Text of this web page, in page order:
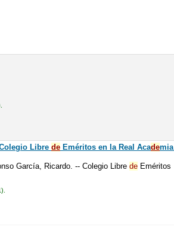
Libre deEméritos en la Real Academia
García, Ricardo. -- Colegio Libre deEméritos